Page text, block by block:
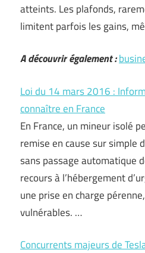
atteints. Les plafonds,
limitent parfois les gains,
A découvrir également :
Loi du 14 mars 2016 :
connaître en France
En France, un mineur isolé
remise en cause sur simple
sans passage automatique
recours à l’hébergement
une prise en charge
vulnérables. …
Concurrents majeurs de